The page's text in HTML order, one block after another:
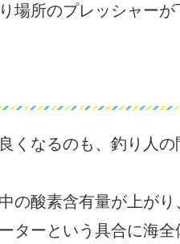
場所のプレッシャーが
くなるのも、釣り人の
の酸素含有量が上が
ーという具合に海全